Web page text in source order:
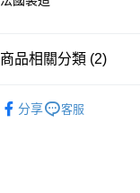
付款後門市自取 (大約需
免運費
商品相關分類 (2)
分享 客服